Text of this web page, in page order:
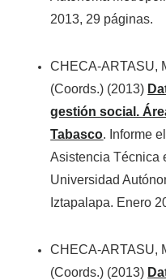
2013, 29 páginas.
CHECA-ARTASU,
(Coords.) (2013)
gestión social.
Tabasco. Informe
Asistencia Técnica
Universidad
Iztapalapa. Enero
CHECA-ARTASU,
(Coords.) (2013)